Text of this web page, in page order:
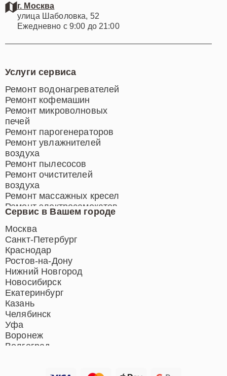
г. Москва
улица Шаболовка, 52
Ежедневно с 9:00 до 21:00
Сервис в Вашем городе
Москва
Санкт-Петербург
Краснодар
Ростов-на-Дону
Нижний Новгород
Новосибирск
Екатеринбург
Казань
Челябинск
Уфа
Воронеж
Волгоград
Услуги сервиса
Ремонт водонагревателей
Ремонт кофемашин
Ремонт микроволновых
печей
Ремонт парогенераторов
Ремонт увлажнителей
воздуха
Ремонт пылесосов
Ремонт очистителей
воздуха
Ремонт массажных кресел
Ремонт электросамокатов
Ремонт индукционных плит
Ремонт роботов-пылесосов
Ремонт гладильных систем
Ремонт отпаривателей
Ремонт вертикальных
пылесосов